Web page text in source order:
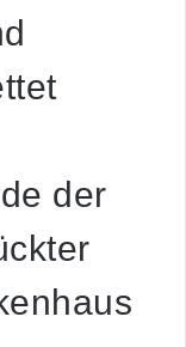
der